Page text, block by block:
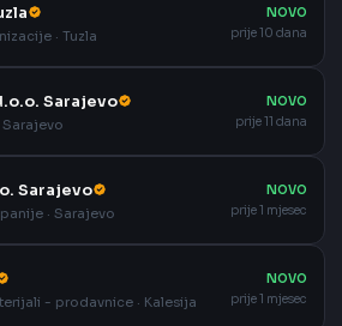
· Tuzla
NOVO
prije 10 dana
Sarajevo
Sarajevo
NOVO
prije 11 dana
Sarajevo
· Sarajevo
NOVO
prije 1 mjesec
- prodavnice · Kalesija
NOVO
prije 1 mjesec